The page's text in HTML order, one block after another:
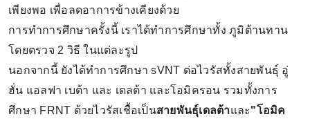
เพียงพอ เพื่อลดอาการข้างเคียงด้วย
การทำการศึกษาครั้งนี้ เราได้ทำการศึกษาทั้ง ภูมิต้านทาน
โดยตรวจ 2 วิธี ในแต่ละรูป
นอกจากนี้ ยังได้ทำการศึกษา sVNT ต่อไวรัสทั้งสายพันธุ์ อู่
ฮั่น แอลฟา เบต้า และ เดลต้า และโอมิครอน รวมทั้งการ
ศึกษา FRNT ด้วยไวรัสเชื้อเป็นสายพันธุ์เดลต้าและ"โอมิค